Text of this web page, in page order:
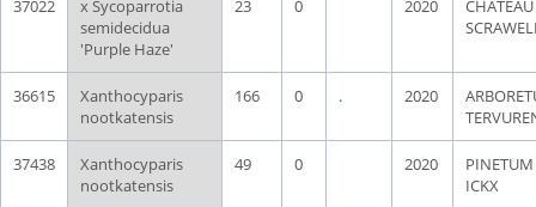
37022
x Sycoparrotia
semidecidua
'Purple Haze'
23 0 2020
36615
Xanthocyparis
nootkatensis
166 0 . 2020
37438
Xanthocyparis
nootkatensis
49 0 2020
PINETUM
ICKX